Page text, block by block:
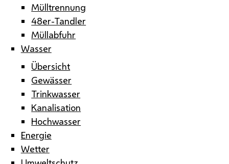
Mülltrennung
48er-Tandler
Müllabfuhr
Wasser
Übersicht
Gewässer
Trinkwasser
Kanalisation
Hochwasser
Energie
Wetter